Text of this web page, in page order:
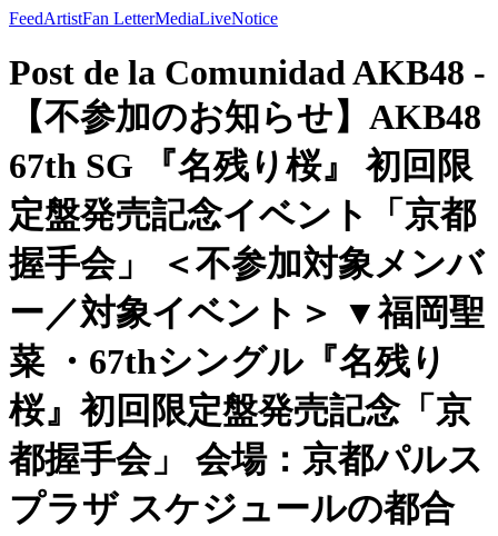
FeedArtistFan LetterMediaLiveNotice
Post de la Comunidad AKB48 -
【不参加のお知らせ】AKB48
67th SG 『名残り桜』 初回限
定盤発売記念イベント「京都
握手会」 ＜不参加対象メンバ
ー／対象イベント＞ ▼福岡聖
菜 ・67thシングル『名残り
桜』初回限定盤発売記念「京
都握手会」 会場：京都パルス
プラザ スケジュールの都合